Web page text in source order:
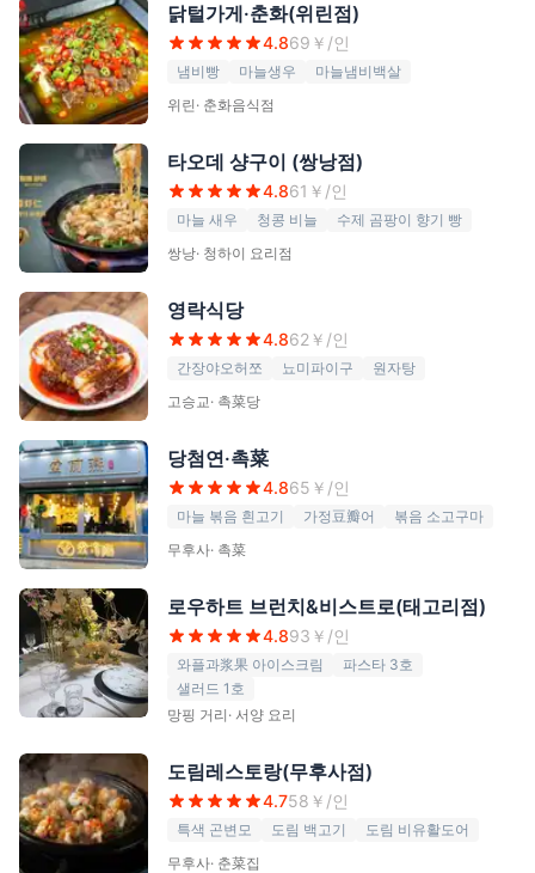
닭털가게·춘화(위린점)
4.869 ￥/인
냄비빵 마늘생우
마늘냄비백살
위린 · 춘화음식점
타오데 샹구이 (쌍낭점)
4.861 ￥/인
마늘 새우 청콩 비늘
수제 곰팡이 향기 빵
쌍낭· 청하이 요리점
영락식당
4.862 ￥/인
간장야오허쪼 뇨미파이구
원자탕
고승교· 촉菜당
당첨연·촉菜
4.865 ￥/인
마늘 볶음 흰고기 가정豆瓣어
볶음 소고구마
무후사· 촉菜
로우하트 브런치&비스트로(태고리점)
4.893 ￥/인
와플과浆果 아이스크림
파스타 3호
샐러드 1호
망핑 거리 · 서양 요리
도림레스토랑(무후사점)
4.758 ￥/인
특색 곤변모 도림 백고기
도림 비유활도어
무후사· 춘菜집